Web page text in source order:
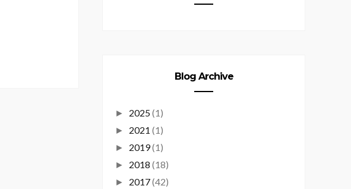
Blog Archive
► 2025(1)
► 2021 (1)
► 2019(1)
► 2018 (18)
► 2017(42)